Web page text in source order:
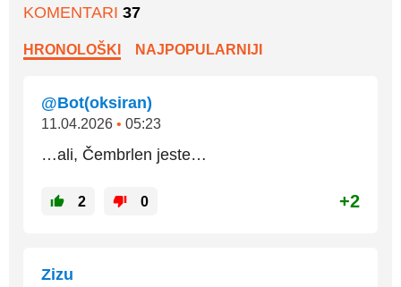
KOMENTARI 37
HRONOLOŠKI NAJPOPULARNIJI
@Bot(oksiran)
11.04.2026 • 05:23
…ali, Čembrlen jeste…
2 0 +2
Zizu